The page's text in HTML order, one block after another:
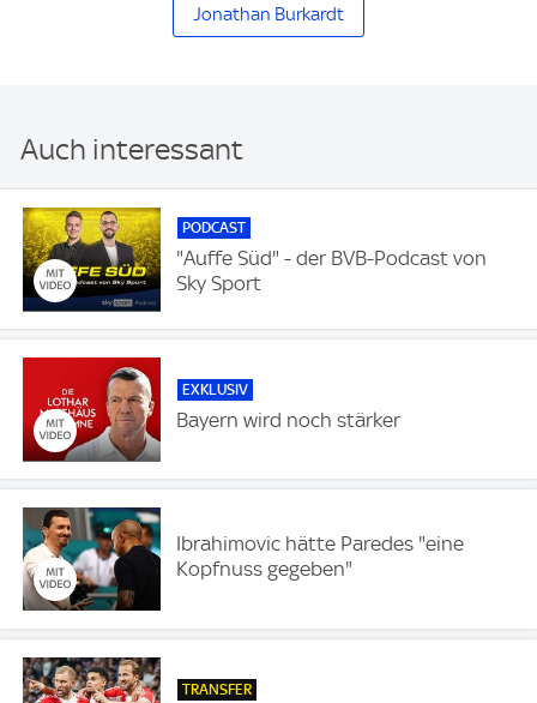
Jonathan Burkardt
Auch interessant
PODCAST
"Auffe Süd" - der BVB-Podcast von
Sky Sport
EXKLUSIV
Bayern wird noch stärker
Ibrahimovic hätte Paredes "eine
Kopfnuss gegeben"
TRANSFER